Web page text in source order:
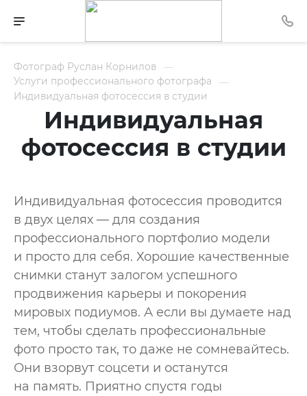
Фотограф Руслан Корнилов
Услуги профессионального фотографа
Индивидуальная фотосессия в студии
Индивидуальная
фотосессия в студии
Индивидуальная фотосессия проводится
в двух целях — для создания
профессионального портфолио модели
и просто для себя. Хорошие качественные
снимки станут залогом успешного
продвижения карьеры и покорения
мировых подиумов. А если вы думаете над
тем, чтобы сделать профессиональные
фото просто так, то даже не сомневайтесь.
Они взорвут соцсети и останутся
на память. Приятно спустя годы